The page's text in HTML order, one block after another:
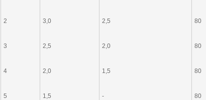
2 3,0 2,5 80
3 2,5 2,0 80
4 2,0 1,5 80
5 1,5 - 80